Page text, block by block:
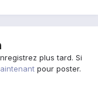
plus tard. Si
pour poster.